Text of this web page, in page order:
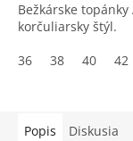
Bežkárske
korčuliarsky štýl.
36
38 40 42
Popis Diskusia